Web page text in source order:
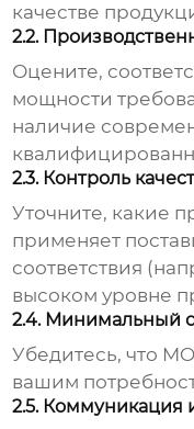
качестве
2.2.
Оцените,
мощности
наличие
2.3. Контроль
Уточните, какие
применяет
соответствия
высоком уровне
2.4. Минимальный
Убедитесь, что
вашим
2.5. Коммуникация